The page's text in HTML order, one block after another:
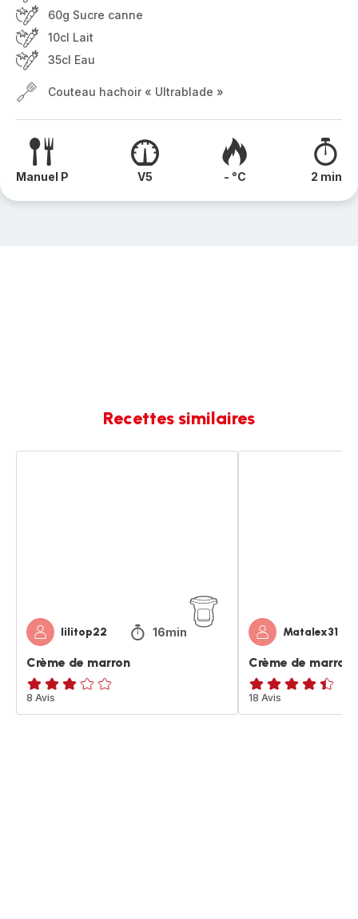
60g Sucre canne
10cl Lait
35cl Eau
Couteau hachoir « Ultrablade »
Manuel P V5 - °C 2 min
Recettes similaires
lilitop22 16min
Crème de marron
Avis
3
8 Avis
Matalex31
Crème de marrons
ratings.4.4
18 Avis